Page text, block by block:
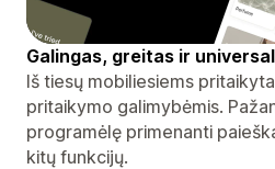
Galingas, greitas ir
Iš tiesų mobiliesiems
pritaikymo galimybėmis.
programėlę primenanti
kitų funkcijų.